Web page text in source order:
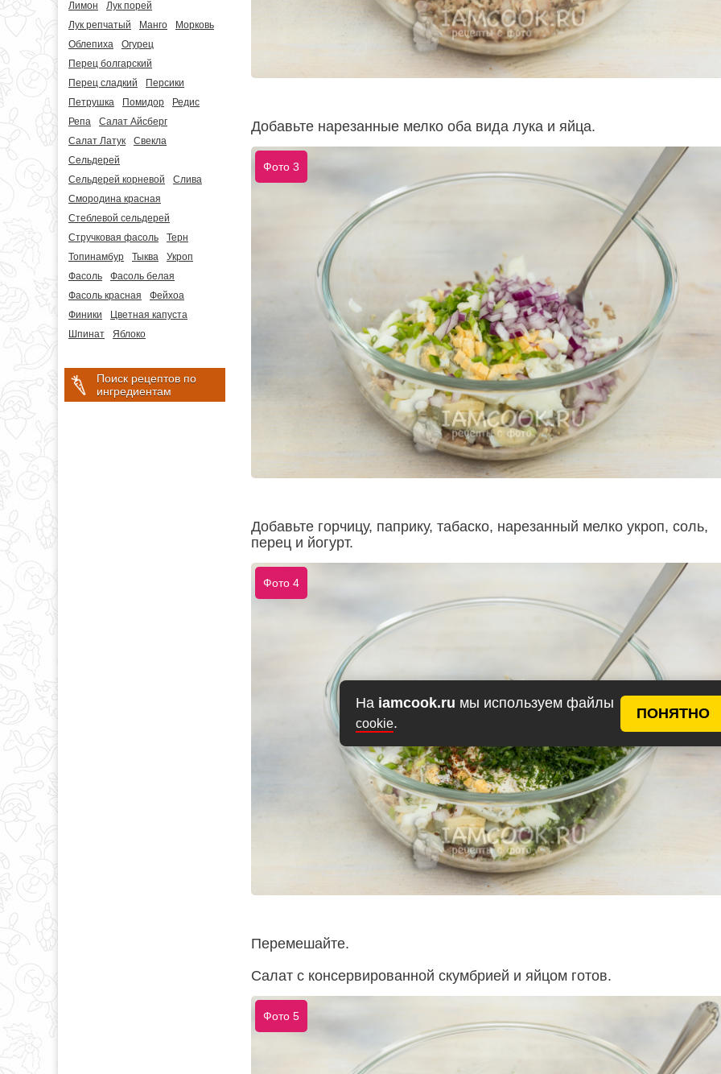
На iamcook.ru мы используем файлы
cookie.
ПОНЯТНО
Лимон
Лук порей
Лук репчатый
Манго
Морковь
Облепиха
Огурец
Перец болгарский
Перец сладкий
Персики
Петрушка
Помидор
Редис
Репа
Салат Айсберг
Салат Латук
Свекла
Сельдерей
Сельдерей корневой
Слива
Смородина красная
Стеблевой сельдерей
Стручковая фасоль
Терн
Топинамбур
Тыква
Укроп
Фасоль
Фасоль белая
Фасоль красная
Фейхоа
Финики
Цветная капуста
Шпинат
Яблоко
Поиск рецептов по
ингредиентам
Добавьте нарезанные мелко оба вида лука и яйца.
Фото 3
Добавьте горчицу, паприку, табаско, нарезанный мелко укроп, соль,
перец и йогурт.
Фото 4
Перемешайте.
Салат с консервированной скумбрией и яйцом готов.
Фото 5